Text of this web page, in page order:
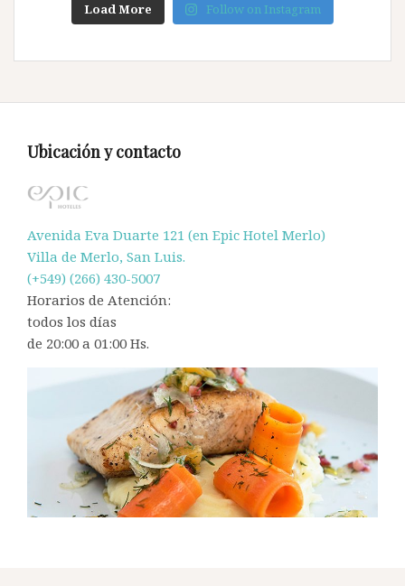
Load More Follow on Instagram
Ubicación y contacto
Avenida Eva Duarte 121 (en Epic Hotel Merlo)
Villa de Merlo, San Luis.
(+549) (266) 430-5007
Horarios de Atención:
todos los días
de 20:00 a 01:00 Hs.